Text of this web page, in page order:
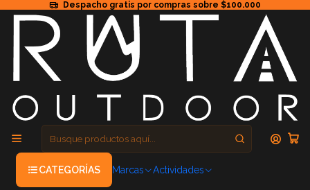
Despacho gratis por compras sobre $100.000
CATEGORÍAS Marcas Actividades